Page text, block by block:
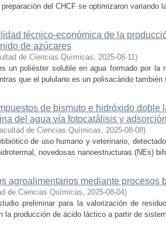
del CHCF se optimizaron variando
técnico-económica de la
de azúcares
de Ciencias Químicas, 2025-08-11)
un poliéster soluble en agua formado por la
que el pululano es un polisacárido
de bismuto e hidróxido doble
del agua vía fotocatálisis y
de Ciencias Químicas, 2025-08-08)
de uso humano y veterinario,
novedosas nanoestructuras (NEs)
agroalimentarios mediante procesos
de Ciencias Químicas, 2025-08-04)
preliminar para la valorización de
la producción de ácido láctico a partir de